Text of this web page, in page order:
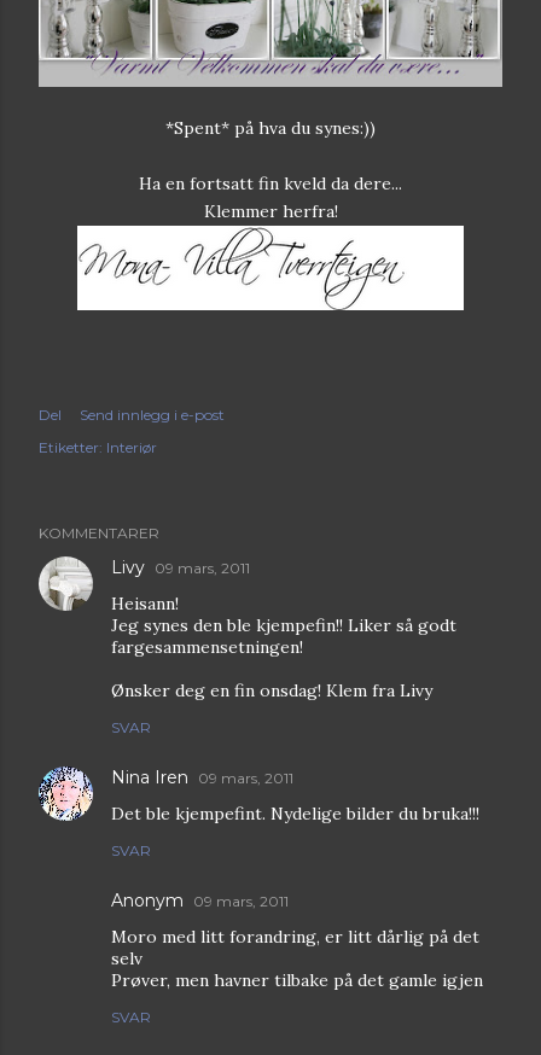
*Spent* på hva du synes:))
Ha en fortsatt fin kveld da dere...
Klemmer herfra!
Del
Send innlegg i e-post
Etiketter: Interiør
KOMMENTARER
Livy 09 mars, 2011
Heisann!
Jeg synes den ble kjempefin!! Liker så godt
fargesammensetningen!
Ønsker deg en fin onsdag! Klem fra Livy
SVAR
Nina Iren 09 mars, 2011
Det ble kjempefint. Nydelige bilder du bruka!!!
SVAR
Anonym 09 mars, 2011
Moro med litt forandring, er litt dårlig på det
selv
Prøver, men havner tilbake på det gamle igjen
SVAR